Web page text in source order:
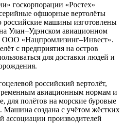
госкорпорации «Ростех»
офшорные вертолёты
машины изготовлены
Улан–Удэнском авиационном
ООО «Нацпромлизинг–Инвест».
с предприятия на остров
для доставки людей и
российский вертолёт,
авиационным нормам и
для полётов на морские буровые
создана с учётом жёстких
ассоциации производителей